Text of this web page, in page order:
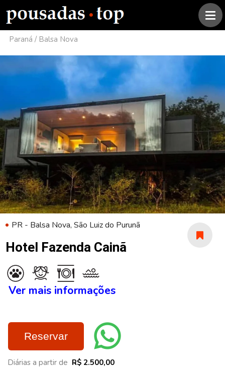
Paraná /Balsa Nova
PR - Balsa Nova, São Luiz do Purunã
Hotel Fazenda Cainã
Ver mais informações
Reservar
Diárias a partir de R$ 2.500,00